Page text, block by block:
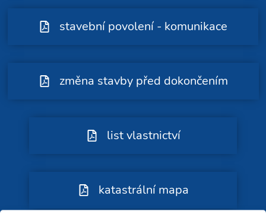
stavební povolení - komunikace
změna stavby před dokončením
list vlastnictví
katastrální mapa